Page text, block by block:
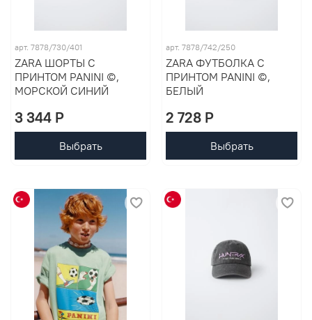
арт. 7878/730/401
ZARA ШОРТЫ С
ПРИНТОМ PANINI ©,
МОРСКОЙ СИНИЙ
3 344 P
Выбрать
арт. 7878/742/250
ZARA ФУТБОЛКА С
ПРИНТОМ PANINI ©,
БЕЛЫЙ
2 728 P
Выбрать